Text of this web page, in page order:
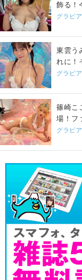
飾る！
グラビア
東雲う
れに！
グラビア
篠崎こ
場！フ
グラビア